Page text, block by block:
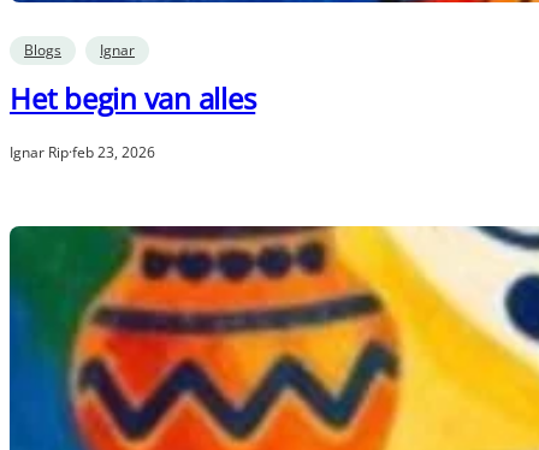
Blogs Ignar
Het begin van alles
Ignar Rip·feb 23, 2026